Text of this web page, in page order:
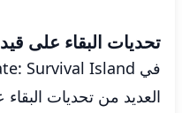
تحديات البقاء على قيد
العديد من تحديات البقاء